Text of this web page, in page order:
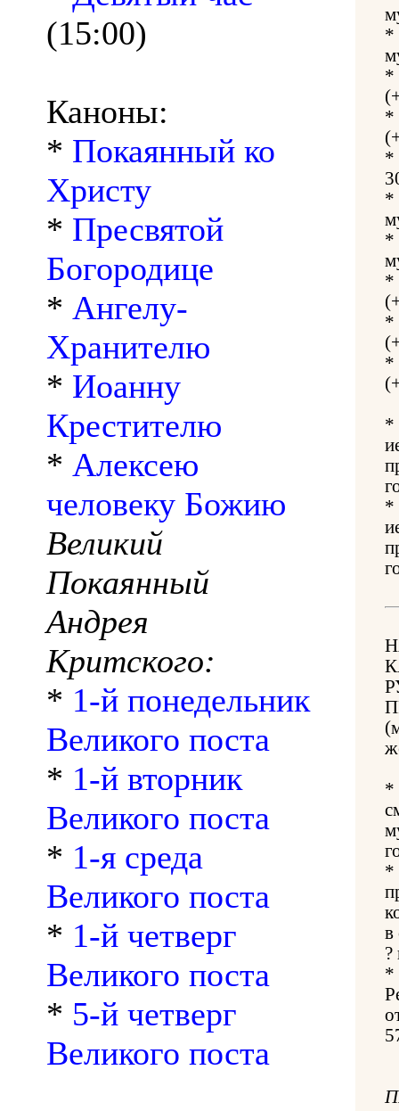
(15:00)
Каноны:
* Покаянный ко
Христу
* Пресвятой
Богородице
* Ангелу-
Хранителю
* Иоанну
Крестителю
* Алексею
человеку Божию
Великий
Покаянный
Андрея
Критского:
* 1-й понедельник
Великого поста
* 1-й вторник
Великого поста
* 1-я среда
Великого поста
* 1-й четверг
Великого поста
* 5-й четверг
Великого поста
*
*
*
*
*
*
*
*
*
*
*
*
*
в
?
*